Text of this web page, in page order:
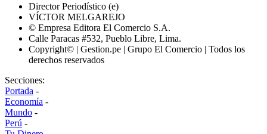
Director Periodístico (e)
VÍCTOR MELGAREJO
© Empresa Editora El Comercio S.A.
Calle Paracas #532, Pueblo Libre, Lima.
Copyright© | Gestion.pe | Grupo El Comercio | Todos los
derechos reservados
Secciones:
Portada -
Economía -
Mundo -
Perú -